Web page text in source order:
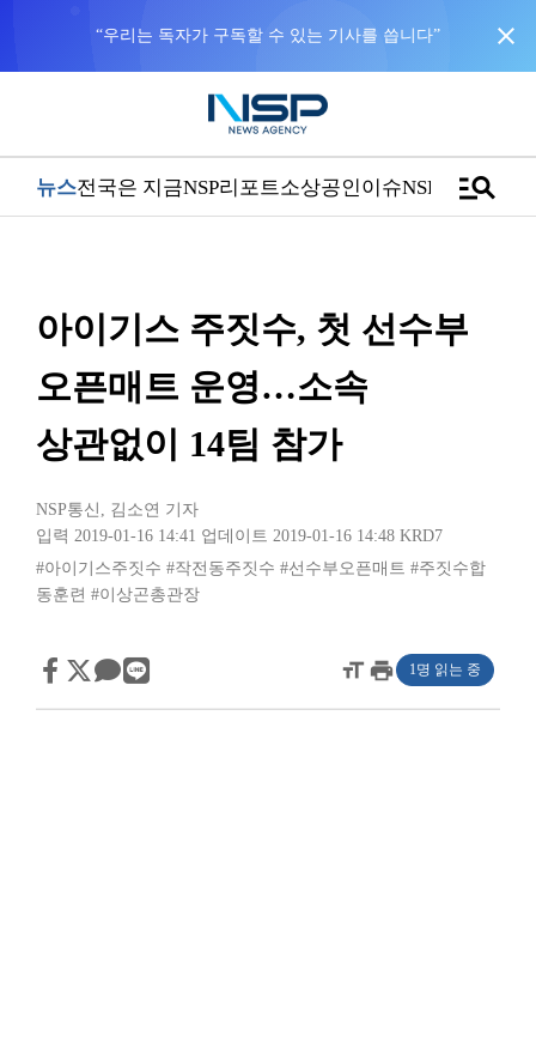
“우리는 독자가 구독할 수 있는 기사를 씁니다” close
뉴스전국은 지금NSP리포트소상공인이슈NSPTVmanage_search
아이기스 주짓수, 첫 선수부
오픈매트 운영…소속
상관없이 14팀 참가
NSP통신 , 김소연 기자
입력 2019-01-16 14:41 업데이트 2019-01-16 14:48 KRD7
#아이기스주짓수 #작전동주짓수 #선수부오픈매트 #주짓수합
동훈련 #이상곤총관장
format_sizeprint 1명 읽는 중